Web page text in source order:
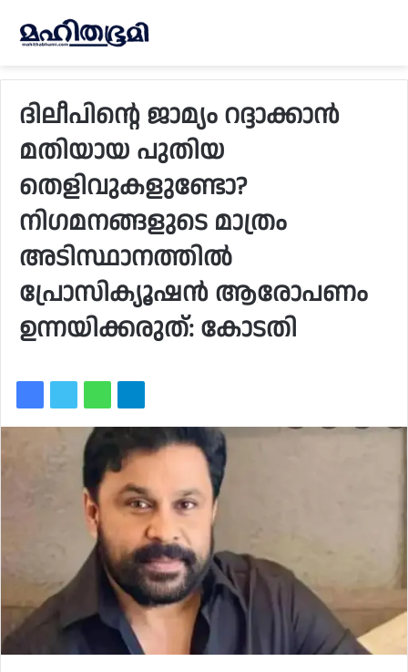
ദിലീപിന്റെ ജാമ്യം റദ്ദാക്കാന്‍
മതിയായ പുതിയ
തെളിവുകളുണ്ടോ?
നിഗമനങ്ങളുടെ മാത്രം
അടിസ്ഥാനത്തില്‍
പ്രോസിക്യൂഷന്‍ ആരോപണം
ഉന്നയിക്കരുത്: കോടതി